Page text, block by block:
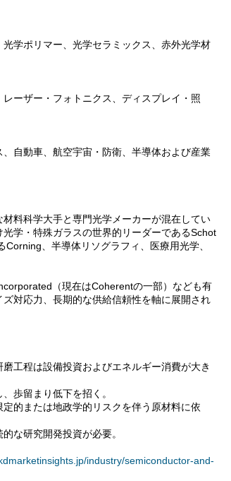
学ポリマー、光学セラミックス、赤外光学材
ーザー・フォトニクス、ディスプレイ・照
自動車、航空宇宙・防衛、半導体および産業
料科学大手と専門光学メーカーが混在してい
学・特殊ガラスの世界的リーダーであるSchot
、半導体リソグラフィ、医療用光学、
（現在はCoherentの一部）なども有
対応力、長期的な供給信頼性を軸に展開され
工程は設備投資およびエネルギー消費が大き
歩留まり低下を招く。
的または地政学的リスクを伴う原材料に依
な研究開発投資が必要。
industry/semiconductor-and-